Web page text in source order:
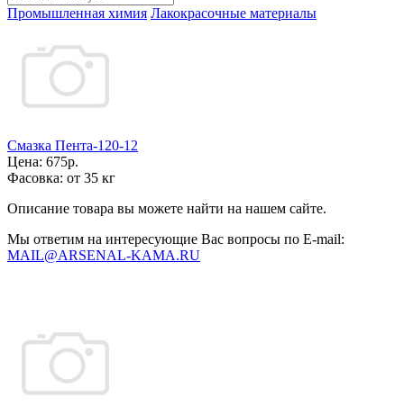
Промышленная химия Лакокрасочные материалы
Смазка Пента-120-12
Цена: 675р.
Фасовка: от 35 кг
Описание товара вы можете найти на нашем сайте.
Мы ответим на интересующие Вас вопросы по E-mail:
MAIL@ARSENAL-KAMA.RU